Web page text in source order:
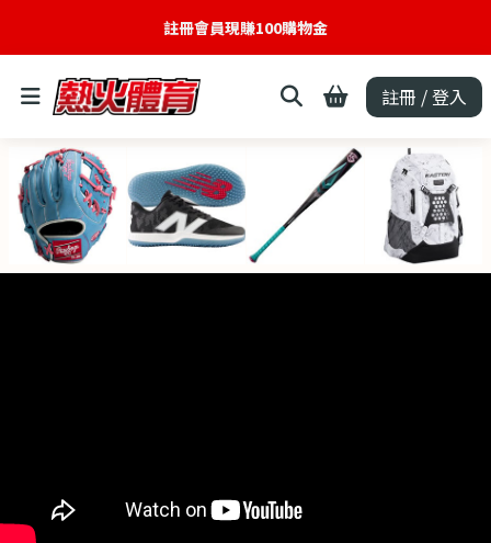
註冊會員現賺100購物金
註冊 / 登入